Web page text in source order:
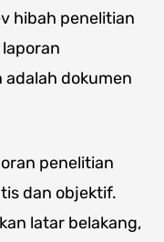
hibah penelitian
dokumen
penelitian
dan objektif.
latar belakang,